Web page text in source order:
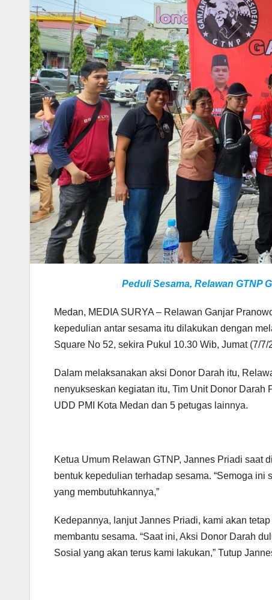
Peduli Sesama, Relawan GTNP
Medan, MEDIA SURYA – Relawan Ganjar
kepedulian antar sesama itu dilakukan dengan
Square No 52, sekira Pukul 10.30 Wib, Jumat (7/7/
Dalam melaksanakan aksi Donor Darah itu,
nenyukseskan kegiatan itu, Tim Unit Donor
UDD PMI Kota Medan dan 5 petugas lainnya.
Ketua Umum Relawan GTNP, Jannes Priadi saat
bentuk kepedulian terhadap sesama. “Semoga
yang membutuhkannya,”
Kedepannya, lanjut Jannes Priadi, kami akan
membantu sesama. “Saat ini, Aksi Donor Darah
Sosial yang akan terus kami lakukan,” Tutup